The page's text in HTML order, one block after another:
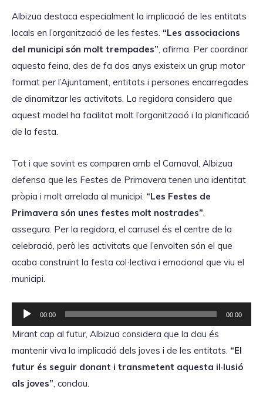
à
u
d
o
Albizua destaca especialment la implicació de les entitats
locals en l’organització de les festes. “Les associacions
del municipi són molt trempades”, afirma. Per coordinar
aquesta feina, des de fa dos anys existeix un grup motor
format per l’Ajuntament, entitats i persones encarregades
de dinamitzar les activitats. La regidora considera que
aquest model ha facilitat molt l’organització i la planificació
de la festa.
Tot i que sovint es comparen amb el Carnaval, Albizua
defensa que les Festes de Primavera tenen una identitat
pròpia i molt arrelada al municipi. “Les Festes de
Primavera són unes festes molt nostrades”,
assegura. Per la regidora, el carrusel és el centre de la
celebració, però les activitats que l’envolten són el que
acaba construint la festa col·lectiva i emocional que viu el
municipi.
e
00:00 00:00
Mirant cap al futur, Albizua considera que la clau és
mantenir viva la implicació dels joves i de les entitats. “El
futur és seguir donant i transmetent aquesta il·lusió
als joves”, conclou.